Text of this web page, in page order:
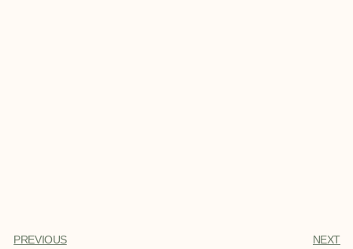
PREVIOUS NEXT